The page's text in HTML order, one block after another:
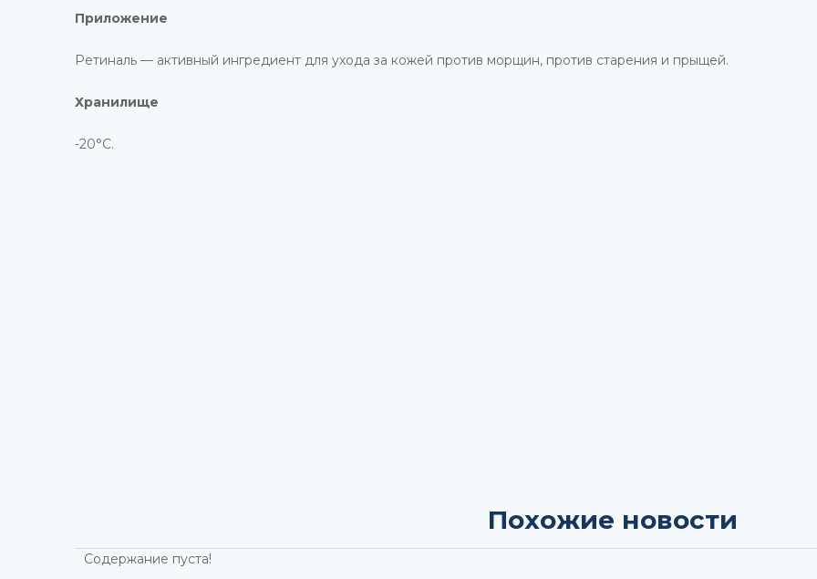
Приложение
Ретиналь — активный ингредиент для ухода за кожей против морщин, против старения и прыщей.
Хранилище
-20°С.
Похожие новости
Содержание пуста!